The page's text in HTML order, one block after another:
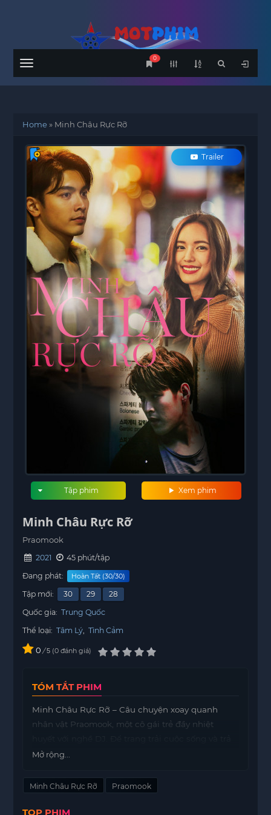
Menu
0
Home» Minh Châu Rực Rỡ
Trailer
Xem phim
Tập phim
Minh Châu Rực Rỡ
Praomook
2021
45 phút/tập
Đang phát:
Hoàn Tất (30/30)
Tập mới: 30 29
28
Quốc gia: Trung Quốc
Thể loại: Tâm Lý, Tình Cảm
0 / 5 0 đánh giá
TÓM TẮT PHIM
Minh Châu Rực Rỡ – Câu chuyện xoay quanh
nhân vật Praomook, một cô gái trẻ đầy nhiệt
nợ, cô nhận nhiều show diễn khác nhau. Trong
và giàu có, tình cờ đến xem Praomook biểu diễn.
Mở rộng...
Minh Châu Rực Rỡ Praomook
TOP PHIM